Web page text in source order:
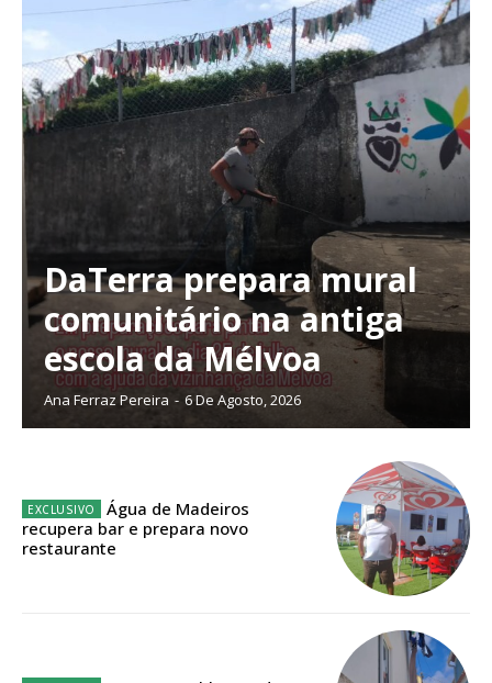
Planos de Assinatura
Faça-se assinante do Região de Cister e ajude-nos a manter este serviço
público!
Escolha o plano de assinatura desejado:
DaTerra prepara mural
comunitário na antiga
escola da Mélvoa
Ana Ferraz Pereira - 6 De Agosto, 2026
Água de Madeiros
recupera bar e prepara novo
restaurante